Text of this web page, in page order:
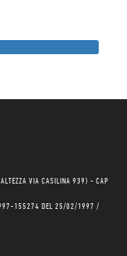
VIA CASILINA 939) - CAP
155274 DEL 25/02/1997 /